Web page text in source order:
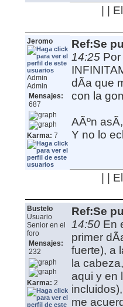
| |
Jeromo
Admin
Admin
Mensajes:
687
Karma: 7
Ref:Se
14:25
dÃ­a que
con la
AÃºn
Y no lo
| |
Bustelo
Usuario
Senior en el
foro
Mensajes:
232
Karma: 2
Ref:Se
14:50 En
primer
fuerte), a
la
aqui y en
me